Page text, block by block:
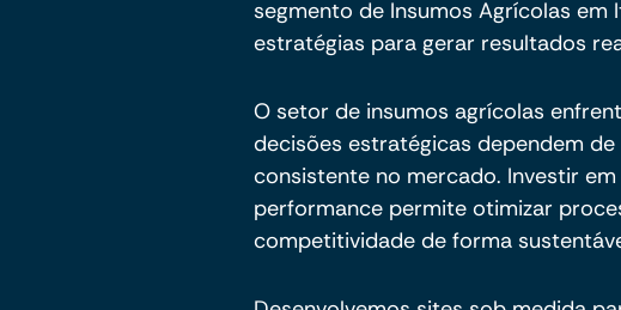
segmento de Insumos Agrícolas
estratégias para gerar resultados
O setor de insumos agrícolas
decisões estratégicas dependem
consistente no mercado. Investir
performance permite otimizar
competitividade de forma